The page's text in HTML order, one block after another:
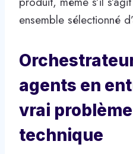
ensemble sélectionné
agents en
vrai problème
technique